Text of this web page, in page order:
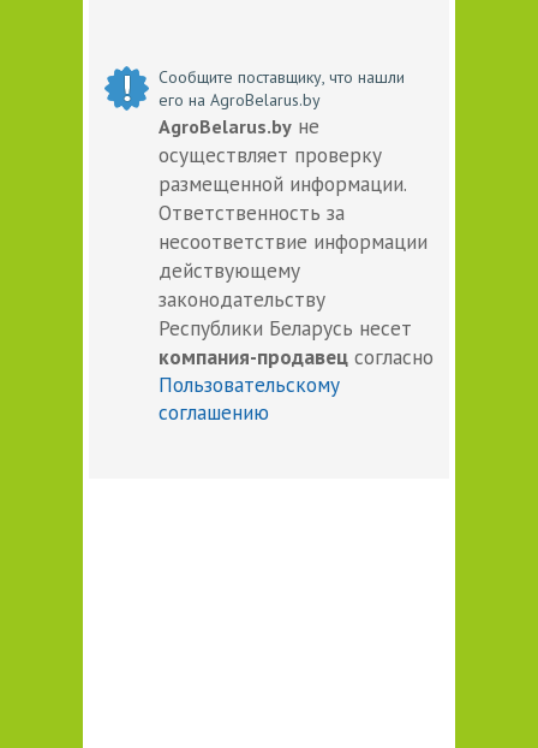
Сообщите поставщику, что нашли
его на AgroBelarus.by
AgroBelarus.by не
осуществляет проверку
размещенной информации.
Ответственность за
несоответствие информации
действующему
законодательству
Республики Беларусь несет
компания-продавец согласно
Пользовательскому
соглашению